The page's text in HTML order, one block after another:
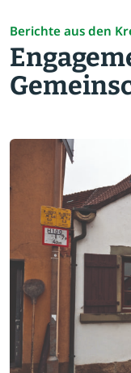
Berichte aus den